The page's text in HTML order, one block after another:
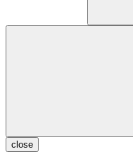
close